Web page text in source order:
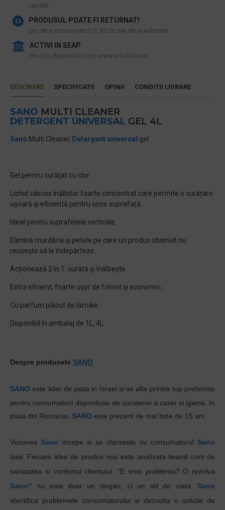
rapida!
PRODUSUL POATE FI RETURNAT!
De catre consumatori in 30 de zile de la achizitie
ACTIVI IN SEAP
Produs disponibil si pe www.e-licitatie.ro
DESCRIERE SPECIFICATII OPINII CONDITII LIVRARE
SANO MULTI CLEANER
DETERGENT UNIVERSAL GEL 4L
Sano Multi Cleaner Detergent universal gel
Gel pentru curăţat cu clor.
Lichid vâscos înălbitor foarte concentrat care permite o curățare
ușoară și eficientă pentru orice suprafață.
Ideal pentru suprafețele verticale.
Elimină murdăria și petele pe care un produs obișnuit nu
reușește să le îndepărteze.
Acționează 2 în 1: curăță și înălbește.
Extra eficient, foarte ușor de folosit și economic.
Cu parfum plăcut de lămâie.
Disponibil în ambalaj de 1L, 4L.
Despre produsele SANO
SANO este lider de piata in Israel si se afla printre top preferinte
pentru consumatorii deproduse de curatenie a casei si igiena . In
piata din Romania, SANO este prezent de mai bine de 15 ani
Viziunea Sano incepe si se sfarseste cu consumatorul Sano
loial. Fiecare idee de produs nou este analizata tinand cont de
sanatatea si confortul clientului. “E vreo problema? O rezolva
Sano!” nu este doar un slogan, ci un stil de viata. Sano
identifica problemele consumatorului si dezvolta o solutie de